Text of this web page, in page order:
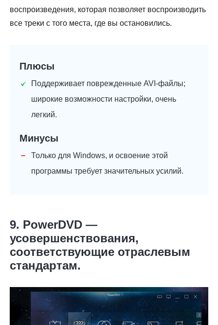
воспроизведения, которая позволяет воспроизводить
все треки с того места, где вы остановились.
Плюсы
Поддерживает поврежденные AVI-файлы;
широкие возможности настройки, очень
легкий.
Минусы
Только для Windows, и освоение этой
программы требует значительных усилий.
9. PowerDVD —
усовершенствования,
соответствующие отраслевым
стандартам.